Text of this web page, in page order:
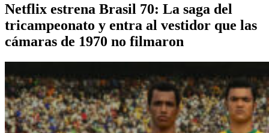
Netflix estrena Brasil 70: La saga del
tricampeonato y entra al vestidor que las
cámaras de 1970 no filmaron